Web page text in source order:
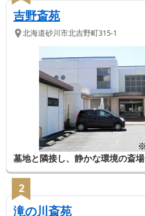
吉野斎苑
北海道砂川市北吉野町315-1
墓地と隣接し、静かな環境の斎場
2
滝の川斎苑